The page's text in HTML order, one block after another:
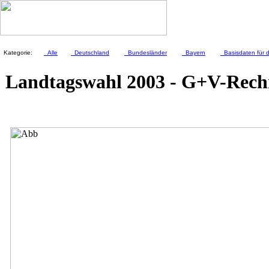
Kategorie: Alle Deutschland Bundesländer Bayern Basisdaten für
Landtagswahl 2003 - G+V-